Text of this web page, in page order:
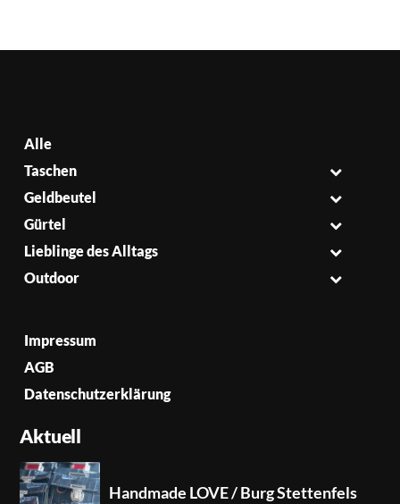
Alle
Taschen
Geldbeutel
Gürtel
Lieblinge des Alltags
Outdoor
Impressum
AGB
Datenschutzerklärung
Aktuell
Handmade LOVE / Burg Stettenfels